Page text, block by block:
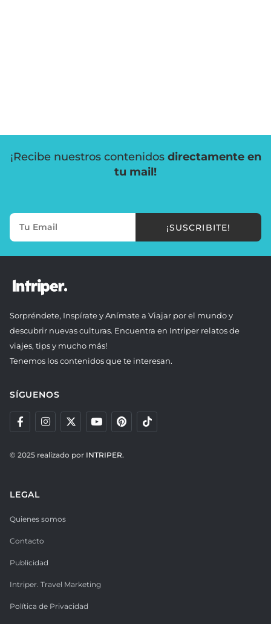
¡Recibe nuestros contenidos directamente en
tu mail!
¡SUSCRIBITE!
Sorpréndete, Inspírate y Anímate a Viajar por el mundo y
descubrir nuevas culturas. Encuentra en Intriper relatos de
viajes, tips y mucho más!
Tenemos los contenidos que te interesan.
SÍGUENOS
© 2025 realizado por INTRIPER.
LEGAL
Quienes somos
Contacto
Publicidad
Intriper. Travel Marketing
Política de Privacidad